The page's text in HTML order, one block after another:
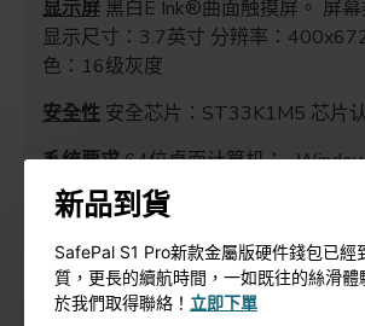
新品到貨
SafePal S1 Pro新款金屬版硬件錢包已經
質，更長的續航時間，一如既往的絲滑體
於我們取得聯絡！ 立即下單
显示屏 黑白E Ink®曲面触摸屏。 屏
显示尺寸：3.7英寸 分辨率：
色：16级灰度
安全性 安全芯片：ST33K1M5 芯片
系统要求64位桌面计算机：-
macOS Big Sur / Monterey / Ventura -
20.04 / 22.04（均不支持ARM处理器
容（iOS 14+或Android 10+）。 不
Chromebook。 不适用于挖矿。